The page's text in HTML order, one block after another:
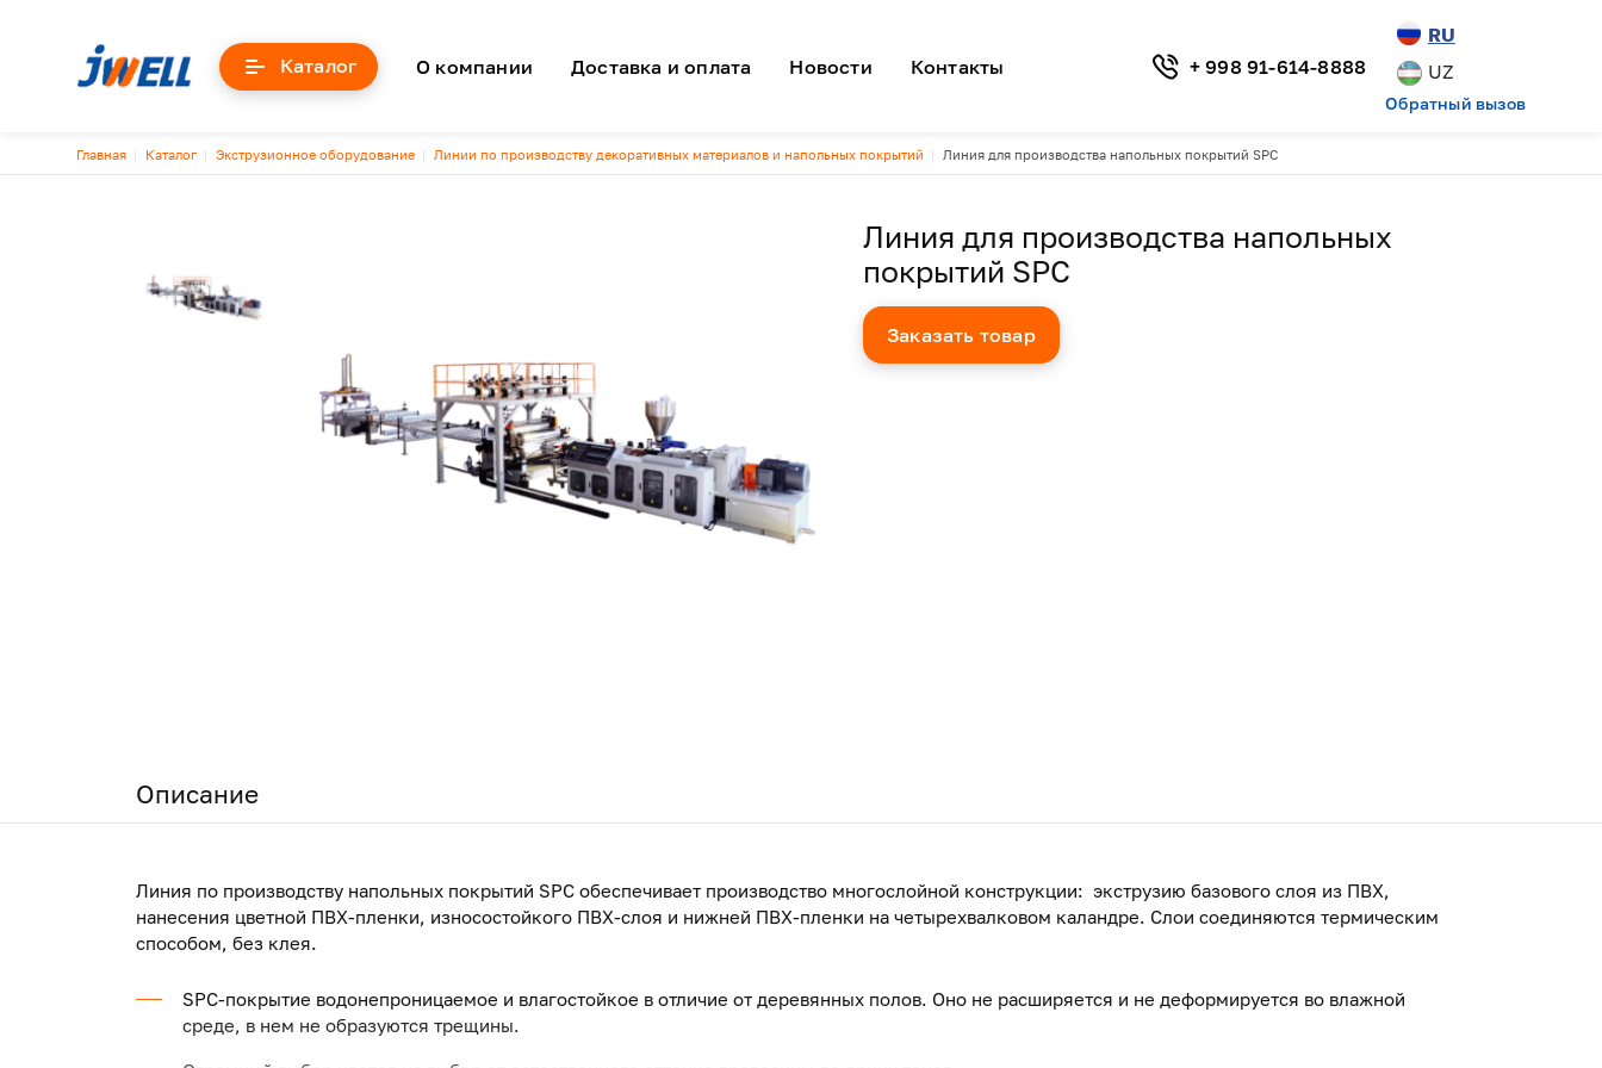
Каталог Основная навигация
О компании Доставка и оплата Новости Контакты + 998 91-614-8888
RU
UZ
Обратный вызов
Строка навигации
Главная Каталог Экструзионное оборудование Линии по производству декоративных материалов и напольных покрытий Линия для производства напольных покрытий SPC
Линия для производства напольных
покрытий SPC
Заказать товар
Описание
Линия по производству напольных покрытий SPC обеспечивает производство многослойной конструкции: экструзию базового слоя из ПВХ,
нанесения цветной ПВХ-пленки, износостойкого ПВХ-слоя и нижней ПВХ-пленки на четырехвалковом каландре. Слои соединяются термическим
способом, без клея.
SPC-покрытие водонепроницаемое и влагостойкое в отличие от деревянных полов. Оно не расширяется и не деформируется во влажной
среде, в нем не образуются трещины.